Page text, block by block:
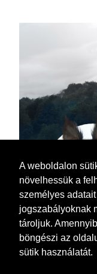
A weboldalon
növelhessük a
személyes
jogszabályoknak
tároljuk.
böngészi az
sütik használatát.